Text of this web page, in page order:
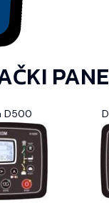
D500